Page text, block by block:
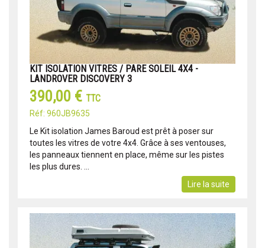
KIT ISOLATION VITRES / PARE SOLEIL 4X4 -
LANDROVER DISCOVERY 3
390,00 € TTC
Réf: 960JB9635
Le Kit isolation James Baroud est prêt à poser sur
toutes les vitres de votre 4x4. Grâce à ses ventouses,
les panneaux tiennent en place, même sur les pistes
les plus dures. ...
Lire la suite